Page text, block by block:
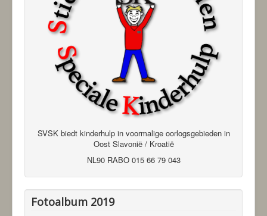
SVSK biedt kinderhulp in voormalige oorlogsgebieden in
Oost Slavonië / Kroatië
NL90 RABO 015 66 79 043
Fotoalbum 2019